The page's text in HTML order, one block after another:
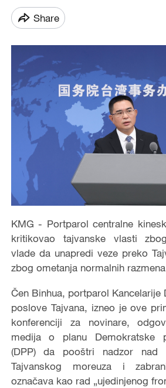
Share
KMG - Portparol centralne
kritikovao tajvanske vlasti
vlade da unapredi veze preko
zbog ometanja normalnih
Čen Binhua, portparol Kancelarije
poslove Tajvana, izneo je ove
konferenciji za novinare,
medija o planu Demokratske
(DPP) da pooštri nadzor nad
Tajvanskog moreuza i
označava kao rad „ujedinjenog